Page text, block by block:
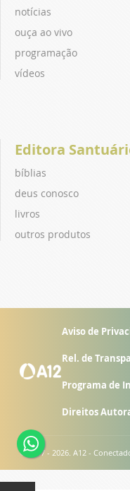
notícias
ouça ao vivo
programação
vídeos
Editora
bíblias
deus conosco
livros
outros produtos
Aviso de
Rel. de
Programa de
Direitos
© 2007 - 2026. A12 -